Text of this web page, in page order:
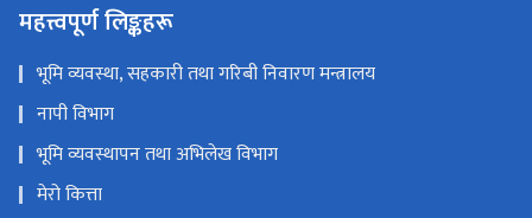
महत्त्वपूर्ण लिङ्कहरू
भूमि व्यवस्था, सहकारी तथा गरिबी निवारण मन्त्रालय
नापी विभाग
भूमि व्यवस्थापन तथा अभिलेख विभाग
मेरो कित्ता